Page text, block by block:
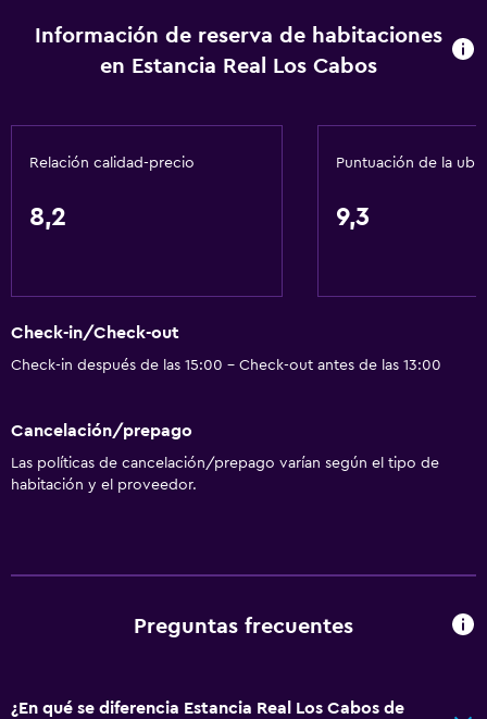
Acceso con tarjeta
Check-out exprés
Recepción 24 horas
Internet
Ropa de cama
Artículos de aseo gratis
Aire acondicionado
Información de reserva de habitaciones
en Estancia Real Los Cabos
Relación calidad-precio
8,2
Puntuación de la
9,3
Check-in/Check-out
Check-in después de las 15:00 - Check-out antes de las 13:00
Cancelación/prepago
Las políticas de cancelación/prepago varían según el tipo de
habitación y el proveedor.
Preguntas frecuentes
¿En qué se diferencia Estancia Real Los Cabos de